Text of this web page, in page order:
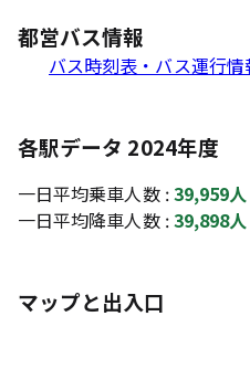
都営バス情報
バス時刻表・バス運行情
各駅データ 2024年度
一日平均乗車人数 :39,959人
一日平均降車人数 :39,898人
マップと出入口